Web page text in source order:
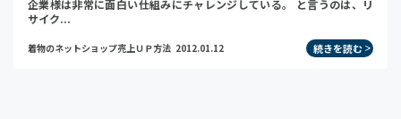
企業様は非常に面白い仕組みにチャレンジしている。 と言うのは、リ
サイク...
着物のネットショップ売上ＵＰ方法 2012.01.12 続きを読む